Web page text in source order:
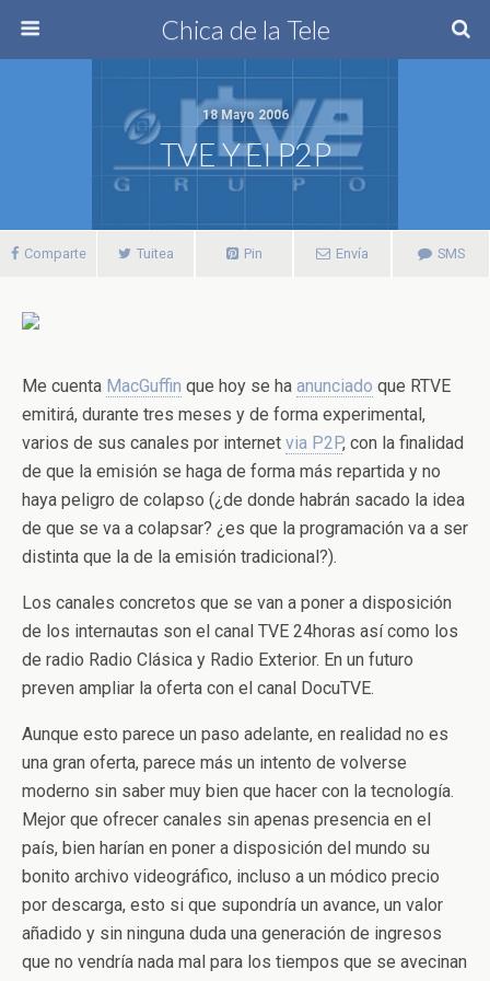
Chica de la Tele
18 Mayo 2006
TVE Y El P2P
Comparte Tuitea Pin Envía SMS
Me cuenta MacGuffin que hoy se ha anunciado que RTVE
emitirá, durante tres meses y de forma experimental,
varios de sus canales por internet via P2P, con la finalidad
de que la emisión se haga de forma más repartida y no
haya peligro de colapso (¿de donde habrán sacado la idea
de que se va a colapsar? ¿es que la programación va a ser
distinta que la de la emisión tradicional?).
Los canales concretos que se van a poner a disposición
de los internautas son el canal TVE 24horas así como los
de radio Radio Clásica y Radio Exterior. En un futuro
preven ampliar la oferta con el canal DocuTVE.
Aunque esto parece un paso adelante, en realidad no es
una gran oferta, parece más un intento de volverse
moderno sin saber muy bien que hacer con la tecnología.
Mejor que ofrecer canales sin apenas presencia en el
país, bien harían en poner a disposición del mundo su
bonito archivo videográfico, incluso a un módico precio
por descarga, esto si que supondría un avance, un valor
añadido y sin ninguna duda una generación de ingresos
que no vendría nada mal para los tiempos que se avecinan